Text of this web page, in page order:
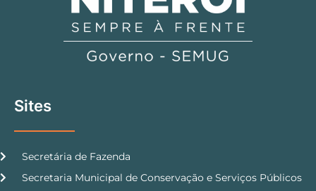
Sites
Secretária de Fazenda
Secretaria Municipal de Conservação e Serviços Públicos